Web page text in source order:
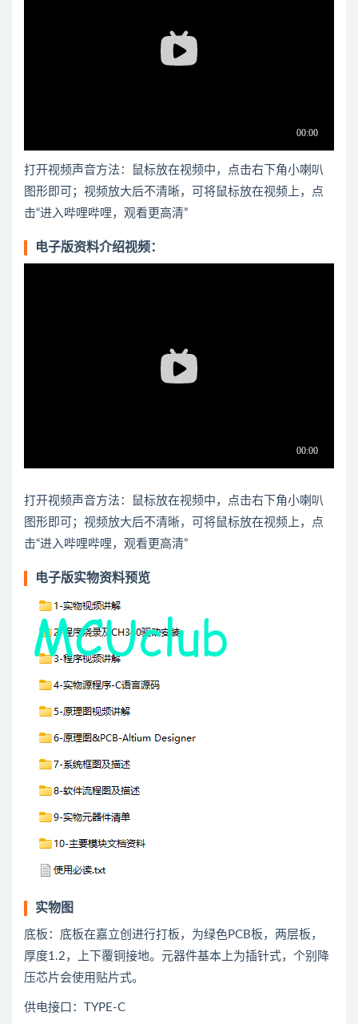
打开视频声音方法：鼠标放在视频中，点击右下角小喇叭
图形即可；视频放大后不清晰，可将鼠标放在视频上，点
击“进入哔哩哔哩，观看更高清”
电子版资料介绍视频：
打开视频声音方法：鼠标放在视频中，点击右下角小喇叭
图形即可；视频放大后不清晰，可将鼠标放在视频上，点
击“进入哔哩哔哩，观看更高清”
电子版实物资料预览
实物图
底板：底板在嘉立创进行打板，为绿色PCB板，两层板，
厚度1.2，上下覆铜接地。元器件基本上为插针式，个别降
压芯片会使用贴片式。
供电接口：TYPE-C